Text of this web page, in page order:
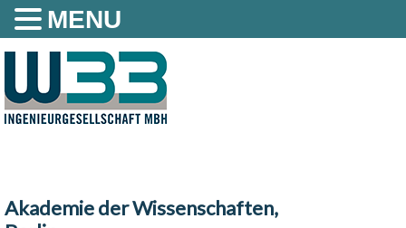
Akademie der Wissenschaften,
MENU